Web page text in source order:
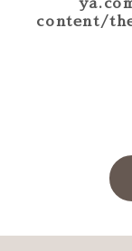
content/